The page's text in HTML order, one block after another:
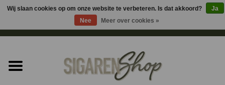
Sigaren accessoires
Wij slaan cookies op om onze website te verbeteren. Is dat akkoord?
Ja
Nee
Meer over cookies »